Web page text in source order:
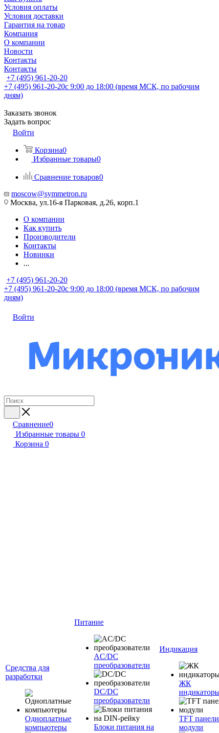
Условия оплаты
Условия доставки
Гарантия на товар
Компания
О компании
Новости
Контакты
Контакты
+7 (495) 961-20-20
+7 (495) 961-20-20с 9:00 до 18:00 (время МСК, по рабочим
дням)
Заказать звонок
Задать вопрос
Войти
Корзина0
Избранные товары0
Сравнение товаров0
moscow@symmetron.ru
Москва, ул.16-я Парковая, д.26, корп.1
О компании
Как купить
Производители
Контакты
Новинки
...
+7 (495) 961-20-20
+7 (495) 961-20-20с 9:00 до 18:00 (время МСК, по рабочим
дням)
Войти
Сравнение0
Избранные товары 0
Корзина 0
Средства для
разработки
Одноплатные
компьютеры
Питание
AC/DC
преобразователи
DC/DC
преобразователи
Блоки питания на
Индикация
ЖК
TFT
модули